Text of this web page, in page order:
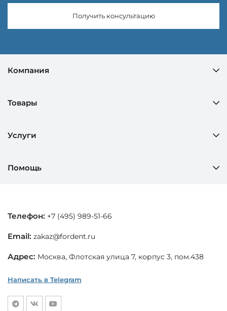
Получить консультацию
Компания
Товары
Услуги
Помощь
Телефон: +7 (495) 989-51-66
Email: zakaz@fordent.ru
Адрес: Москва, Флотская улица 7, корпус 3, пом.438
Написать в Telegram